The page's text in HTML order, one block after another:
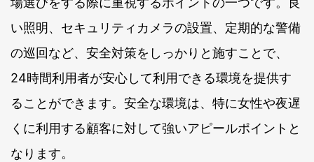
い照明、セキュリティカメラの設置、定期的な警備
の巡回など、安全対策をしっかりと施すことで、
24時間利用者が安心して利用できる環境を提供す
ることができます。安全な環境は、特に女性や夜遅
くに利用する顧客に対して強いアピールポイントと
なります。